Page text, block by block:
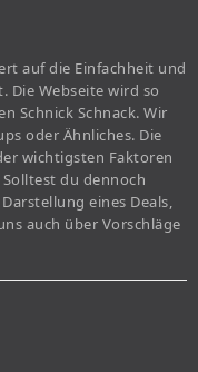
auf die Einfachheit und
Die Webseite wird so
Schnick Schnack. Wir
oder Ähnliches. Die
wichtigsten Faktoren
du dennoch
eines Deals,
auch über Vorschläge